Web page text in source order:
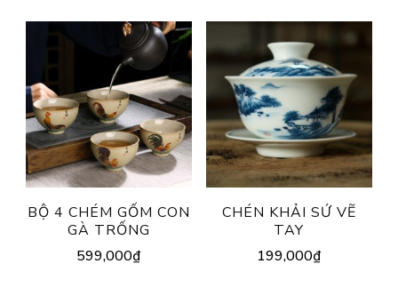
BỘ 4 CHÉM GỐM CON
GÀ TRỐNG
599,000₫
CHÉN KHẢI SỨ VẼ
TAY
199,000₫